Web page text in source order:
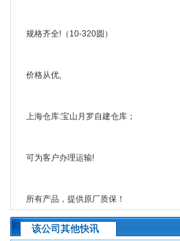
规格齐全!（10-320圆）
价格从优,
上海仓库:宝山月罗自建仓库；
可为客户办理运输!
所有产品，提供原厂质保！
该公司其他快讯